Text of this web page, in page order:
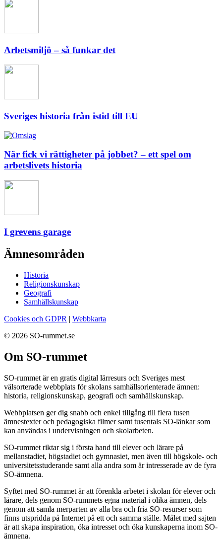
Arbetsmiljö – så funkar det
Sveriges historia från istid till EU
När fick vi rättigheter på jobbet? – ett spel om
arbetslivets historia
I grevens garage
Ämnesområden
Historia
Religionskunskap
Geografi
Samhällskunskap
Cookies och GDPR | Webbkarta
© 2026 SO-rummet.se
Om SO-rummet
SO-rummet är en gratis digital lärresurs och Sveriges mest
välsorterade webbplats för skolans samhällsorienterade ämnen:
historia, religionskunskap, geografi och samhällskunskap.
Webbplatsen ger dig snabb och enkel tillgång till flera tusen
ämnestexter och pedagogiska filmer samt tusentals SO-länkar som
kan användas i undervisningen och skolarbeten.
SO-rummet riktar sig i första hand till elever och lärare på
mellanstadiet, högstadiet och gymnasiet, men även till högskole- och
universitetsstuderande samt alla andra som är intresserade av de fyra
SO-ämnena.
Syftet med SO-rummet är att förenkla arbetet i skolan för elever och
lärare, dels genom SO-rummets egna material i olika ämnen, dels
genom att samla merparten av alla bra och fria SO-resurser som
finns utspridda på Internet på ett och samma ställe. Målet med sajten
är att skapa inspiration, öka intresset och öka kunskaperna inom SO-
ämnena.